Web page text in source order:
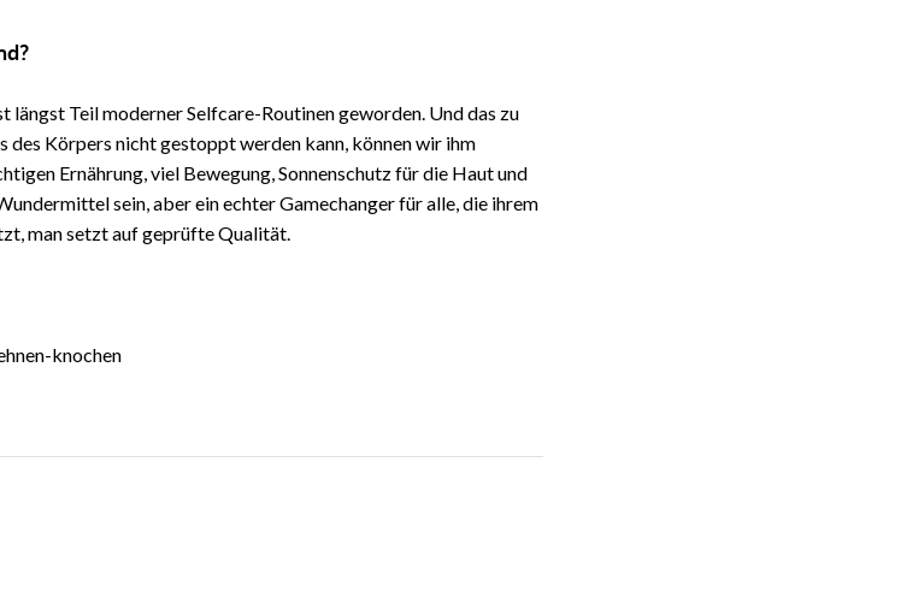
längst Teil moderner Selfcare-Routinen geworden. Und das zu
des Körpers nicht gestoppt werden kann, können wir ihm
Ernährung, viel Bewegung, Sonnenschutz für die Haut und
sein, aber ein echter Gamechanger für alle, die ihrem
man setzt auf geprüfte Qualität.
knochen